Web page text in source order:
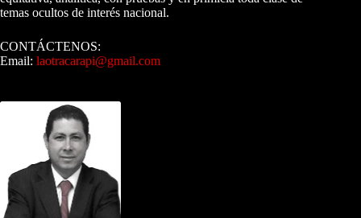
temas ocultos de interés nacional.
CONTÁCTENOS:
Email: laotracarapi@gmail.com